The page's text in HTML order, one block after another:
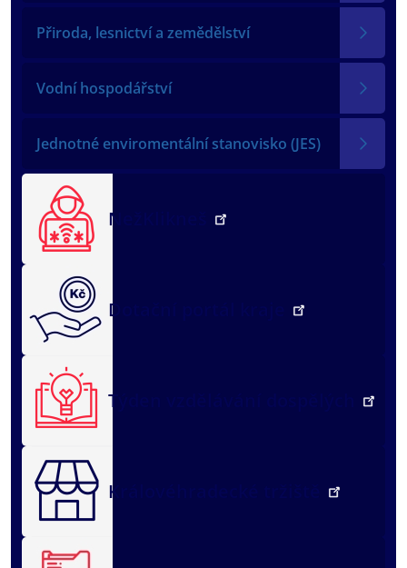
Přiroda, lesnictví a zemědělství
Vodní hospodářství
Jednotné enviromentální stanovisko (JES)
NežKlikneš
Dotační portál kraje
Týden vzdělávání dospělých
Královéhradecké tržiště